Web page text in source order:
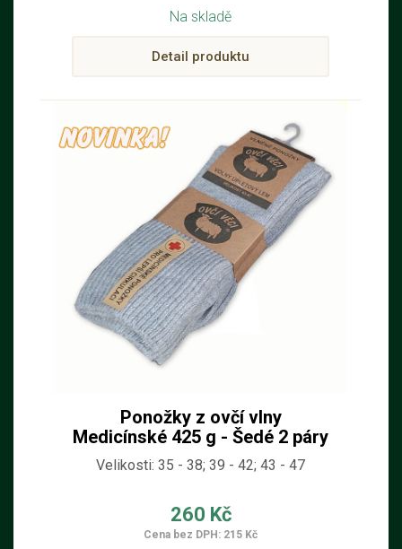
Na skladě
Detail produktu
Ponožky z ovčí vlny
Medicínské 425 g - Šedé 2 páry
Velikosti: 35 - 38; 39 - 42; 43 - 47
260 Kč
Cena bez DPH: 215 Kč